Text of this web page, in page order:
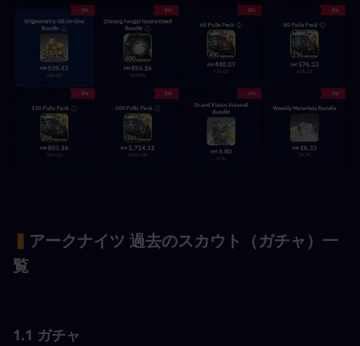
▍ アークナイツ 過去のスカウト（ガチャ）一
覧
1.1 ガチャ